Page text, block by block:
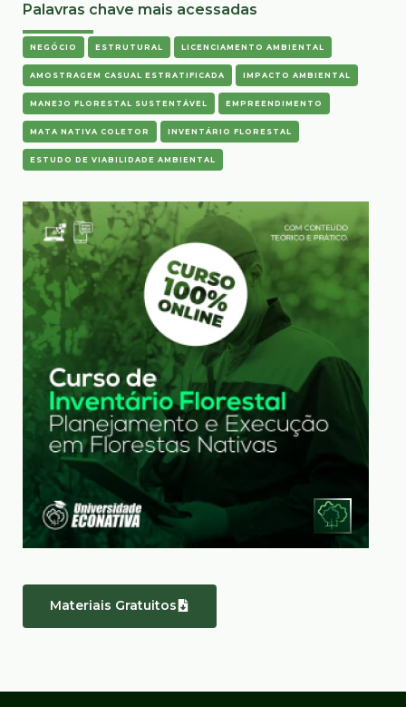
Palavras chave mais acessadas
NEGÓCIO ESTRUTURAL LICENCIAMENTO AMBIENTAL
AMOSTRAGEM CASUAL ESTRATIFICADA IMPACTO AMBIENTAL
MANEJO FLORESTAL SUSTENTÁVEL EMPREENDIMENTO
MATA NATIVA COLETOR INVENTÁRIO FLORESTAL
ESTUDO DE VIABILIDADE AMBIENTAL
Materiais Gratuitos